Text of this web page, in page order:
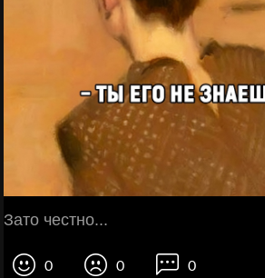
Зато честно...
0 0 0